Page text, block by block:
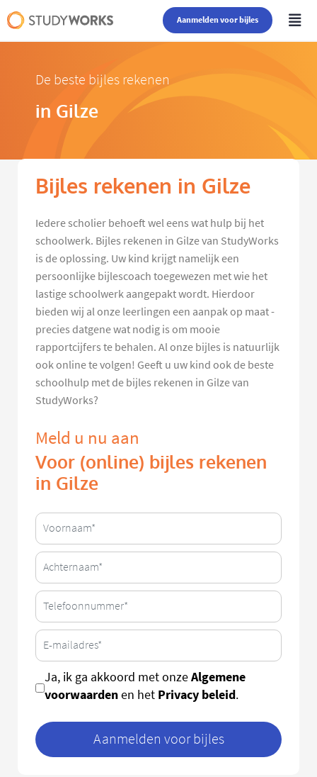
Aanmelden voor bijles
De beste bijles rekenen
in Gilze
Bijles rekenen in Gilze
Iedere scholier behoeft wel eens wat hulp bij het
schoolwerk. Bijles rekenen in Gilze van StudyWorks
is de oplossing. Uw kind krijgt namelijk een
persoonlijke bijlescoach toegewezen met wie het
lastige schoolwerk aangepakt wordt. Hierdoor
bieden wij al onze leerlingen een aanpak op maat -
precies datgene wat nodig is om mooie
rapportcijfers te behalen. Al onze bijles is natuurlijk
ook online te volgen! Geeft u uw kind ook de beste
schoolhulp met de bijles rekenen in Gilze van
StudyWorks?
Meld u nu aan
Voor (online) bijles rekenen
in Gilze
Ja, ik ga akkoord met onzeAlgemene
voorwaardenen het Privacy beleid.
Aanmelden voor bijles